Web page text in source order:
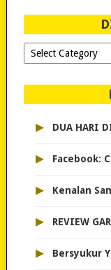
Dipilih-
dipilih..
▸ DUA HARI
▸ Facebook:
▸ Kenalan
▸ REVIEW
▸ Bersyukur